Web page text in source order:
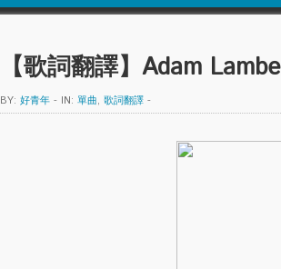
【歌詞翻譯】Adam
BY: 好青年 - IN: 單曲, 歌詞翻譯 -